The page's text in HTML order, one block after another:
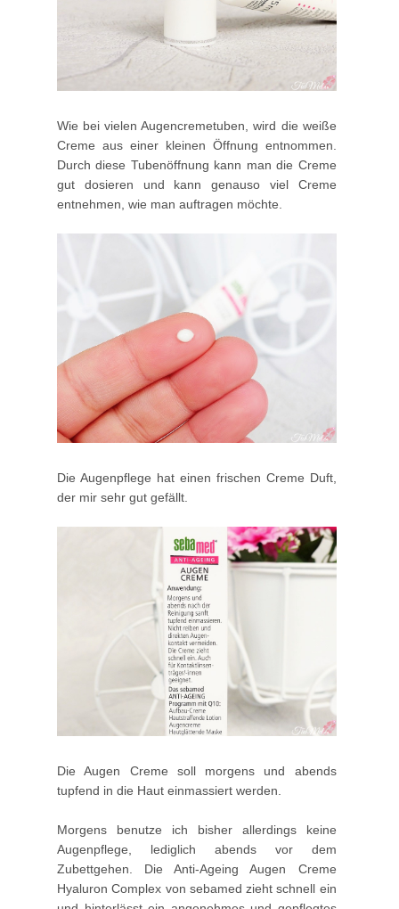
Wie bei vielen Augencremetuben, wird die weiße
Creme aus einer kleinen Öffnung entnommen.
Durch diese Tubenöffnung kann man die Creme
gut dosieren und kann genauso viel Creme
entnehmen, wie man auftragen möchte.
Die Augenpflege hat einen frischen Creme Duft,
der mir sehr gut gefällt.
Die Augen Creme soll morgens und abends
tupfend in die Haut einmassiert werden.
Morgens benutze ich bisher allerdings keine
Augenpflege, lediglich abends vor dem
Zubettgehen. Die Anti-Ageing Augen Creme
Hyaluron Complex von sebamed zieht schnell ein